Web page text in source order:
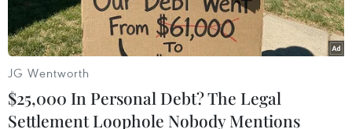
JG Wentworth
$25,000 In Personal Debt? The Legal
Settlement Loophole Nobody Mentions